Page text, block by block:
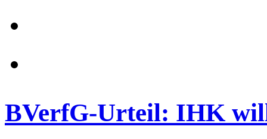
BVerfG-Urteil: IHK